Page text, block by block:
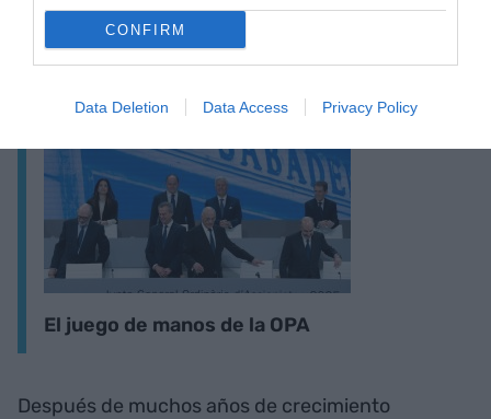
CONFIRM
Data Deletion Data Access Privacy Policy
SI QUIERES SABER MÁS
El juego de manos de la OPA
Después de muchos años de crecimiento